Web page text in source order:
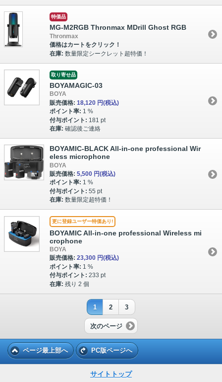
特価品
MG-M2RGB Thronmax MDrill Ghost RGB
Thronmax
価格はカートをクリック！
在庫: 数量限定シークレット超特価！
取り寄せ品
BOYAMAGIC-03
BOYA
販売価格: 18,120 円(税込)
ポイント率: 1 %
付与ポイント: 181 pt
在庫: 確認後ご連絡
BOYAMIC-BLACK All-in-one professional Wir
eless microphone
BOYA
販売価格: 5,500 円(税込)
ポイント率: 1 %
付与ポイント: 55 pt
在庫: 数量限定超特価！
更に登録ユーザー特価あり!
BOYAMIC All-in-one professional Wireless mi
crophone
BOYA
販売価格: 23,300 円(税込)
ポイント率: 1 %
付与ポイント: 233 pt
在庫: 残り 2 個
1 2 3
次のページ
ページ最上部へ PC版ページへ
サイトトップ